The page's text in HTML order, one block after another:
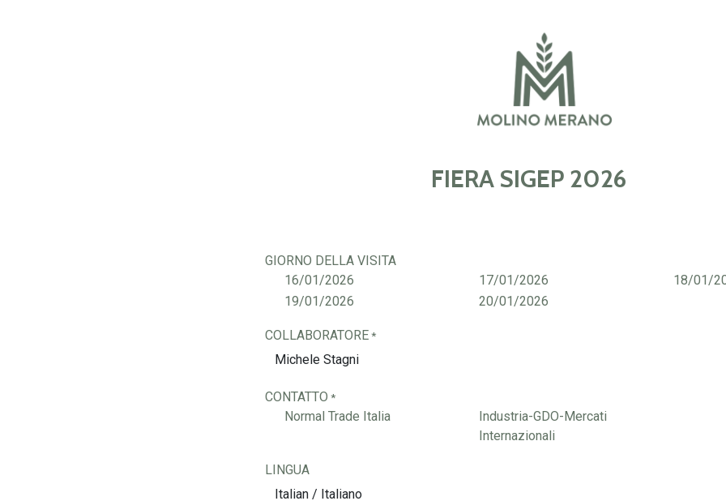
FIERA SIGEP 2026
GIORNO DELLA VISITA
16/01/2026
17/01/2026
18/01/
19/01/2026
20/01/2026
COLLABORATORE*
CONTATTO *
Normal Trade Italia
Industria-GDO-Mercati
Internazionali
LINGUA